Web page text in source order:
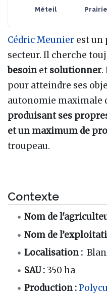
Méteil Prairie
Cédric Meunier est un
secteur. Il cherche
besoin et solutionner.
pour atteindre ses
autonomie maximale
produisant ses
et un maximum de
troupeau.
Contexte
Nom de
Nom de
Localisation :
SAU : 350 ha
Production :